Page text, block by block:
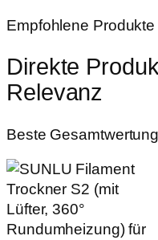
Empfohlene Produkte
Direkte
Relevanz
Beste Gesamtwertung